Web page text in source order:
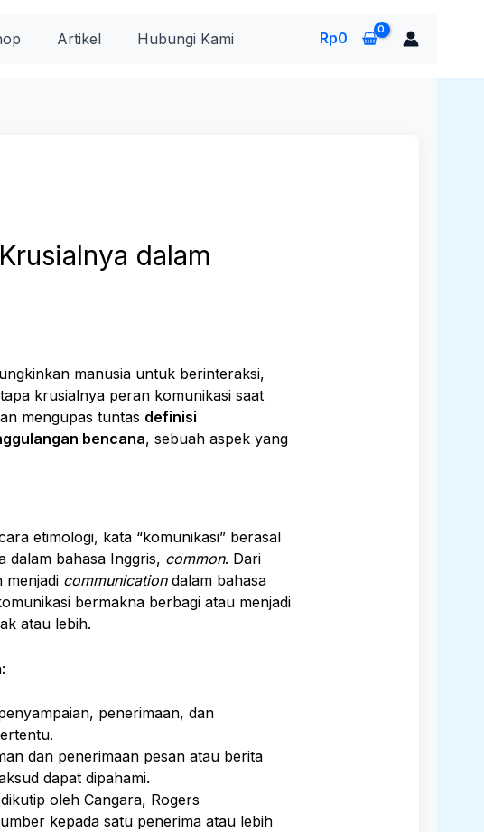
Artikel Hubungi Kami Rp0
dalam
manusia untuk berinteraksi,
krusialnya peran komunikasi saat
mengupas tuntas definisi
bencana, sebuah aspek yang
etimologi, kata “komunikasi” berasal
dalam bahasa Inggris, common. Dari
menjadi communicationdalam bahasa
bermakna berbagi atau menjadi
atau lebih.
penerimaan, dan
dan penerimaan pesan atau berita
dapat dipahami.
oleh Cangara, Rogers
kepada satu penerima atau lebih